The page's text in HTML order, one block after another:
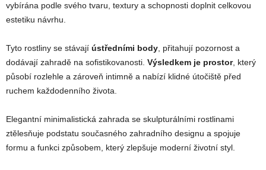
vybírána podle svého tvaru, textury a schopnosti doplnit celkovou
estetiku návrhu.
Tyto rostliny se stávají ústředními body , přitahují pozornost a
dodávají zahradě na sofistikovanosti. Výsledkem je prostor, který
působí rozlehle a zároveň intimně a nabízí klidné útočiště před
ruchem každodenního života.
Elegantní minimalistická zahrada se skulpturálními rostlinami
ztělesňuje podstatu současného zahradního designu a spojuje
formu a funkci způsobem, který zlepšuje moderní životní styl.